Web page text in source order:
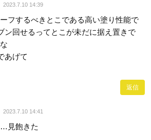
2023.7.10 14:39
フするべきとこである高い塗り性能で
ン回せるってとこが未だに据え置きで
あげて
返信
2023.7.10 14:41
見飽きた